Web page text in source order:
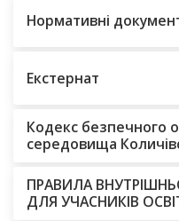
Нормативні
Екстернат
Кодекс безпечного
середовища
ПРАВИЛА
ДЛЯ УЧАСНИКІВ